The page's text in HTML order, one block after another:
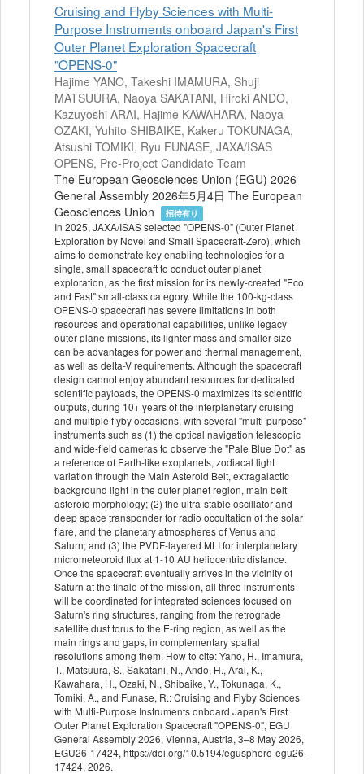
Cruising and Flyby Sciences with Multi-
Purpose Instruments onboard Japan's First
Outer Planet Exploration Spacecraft
"OPENS-0"
Hajime YANO, Takeshi IMAMURA, Shuji
MATSUURA, Naoya SAKATANI, Hiroki ANDO,
Kazuyoshi ARAI, Hajime KAWAHARA, Naoya
OZAKI, Yuhito SHIBAIKE, Kakeru TOKUNAGA,
Atsushi TOMIKI, Ryu FUNASE, JAXA/ISAS
OPENS, Pre-Project Candidate Team
The European Geosciences Union (EGU) 2026
General Assembly 2026年5月4日 The European
Geosciences Union
招待有り
In 2025, JAXA/ISAS selected "OPENS-0" (Outer Planet
Exploration by Novel and Small Spacecraft-Zero), which
aims to demonstrate key enabling technologies for a
single, small spacecraft to conduct outer planet
exploration, as the first mission for its newly-created "Eco
and Fast" small-class category. While the 100-kg-class
OPENS-0 spacecraft has severe limitations in both
resources and operational capabilities, unlike legacy
outer plane missions, its lighter mass and smaller size
can be advantages for power and thermal management,
as well as delta-V requirements. Although the spacecraft
design cannot enjoy abundant resources for dedicated
scientific payloads, the OPENS-0 maximizes its scientific
outputs, during 10+ years of the interplanetary cruising
and multiple flyby occasions, with several "multi-purpose"
instruments such as (1) the optical navigation telescopic
and wide-field cameras to observe the "Pale Blue Dot" as
a reference of Earth-like exoplanets, zodiacal light
variation through the Main Asteroid Belt, extragalactic
background light in the outer planet region, main belt
asteroid morphology; (2) the ultra-stable oscillator and
deep space transponder for radio occultation of the solar
flare, and the planetary atmospheres of Venus and
Saturn; and (3) the PVDF-layered MLI for interplanetary
micrometeoroid flux at 1-10 AU heliocentric distance.
Once the spacecraft eventually arrives in the vicinity of
Saturn at the finale of the mission, all three instruments
will be coordinated for integrated sciences focused on
Saturn's ring structures, ranging from the retrograde
satellite dust torus to the E-ring region, as well as the
main rings and gaps, in complementary spatial
resolutions among them. How to cite: Yano, H., Imamura,
T., Matsuura, S., Sakatani, N., Ando, H., Arai, K.,
Kawahara, H., Ozaki, N., Shibaike, Y., Tokunaga, K.,
Tomiki, A., and Funase, R.: Cruising and Flyby Sciences
with Multi-Purpose Instruments onboard Japan's First
Outer Planet Exploration Spacecraft "OPENS-0", EGU
General Assembly 2026, Vienna, Austria, 3–8 May 2026,
EGU26-17424, https://doi.org/10.5194/egusphere-egu26-
17424, 2026.